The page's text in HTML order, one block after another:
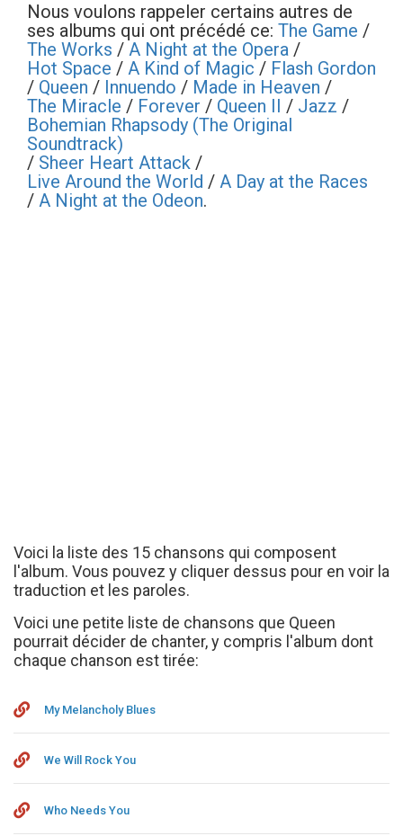
Nous voulons rappeler certains autres de
ses albums qui ont précédé ce: The Game /
The Works / A Night at the Opera /
Hot Space / A Kind of Magic / Flash Gordon
/ Queen / Innuendo / Made in Heaven /
The Miracle / Forever / Queen II / Jazz /
Bohemian Rhapsody (The Original
Soundtrack)
/ Sheer Heart Attack /
Live Around the World / A Day at the Races
/ A Night at the Odeon.
Voici la liste des 15 chansons qui composent
l'album. Vous pouvez y cliquer dessus pour en voir la
traduction et les paroles.
Voici une petite liste de chansons que Queen
pourrait décider de chanter, y compris l'album dont
chaque chanson est tirée:
My Melancholy Blues
We Will Rock You
Who Needs You